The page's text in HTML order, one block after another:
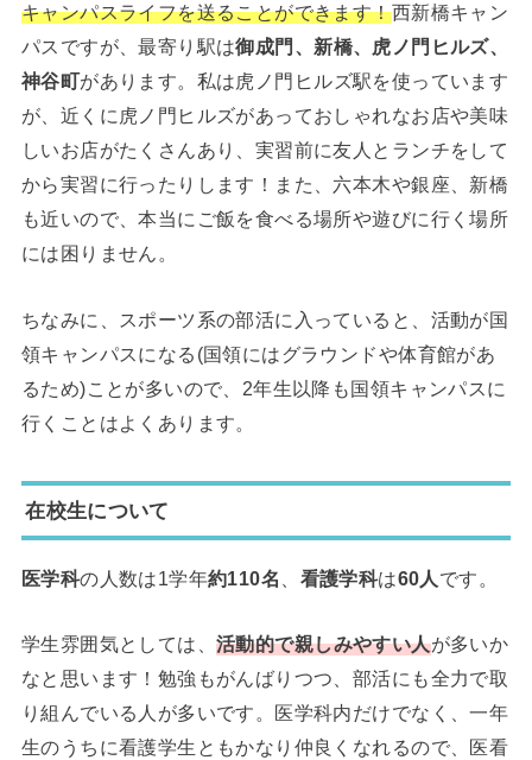
キャンパスライフを送ることができます！西新橋キャン
パスですが、最寄り駅は御成門、新橋、虎ノ門ヒルズ、
神谷町があります。私は虎ノ門ヒルズ駅を使っています
が、近くに虎ノ門ヒルズがあっておしゃれなお店や美味
しいお店がたくさんあり、実習前に友人とランチをして
から実習に行ったりします！また、六本木や銀座、新橋
も近いので、本当にご飯を食べる場所や遊びに行く場所
には困りません。
ちなみに、スポーツ系の部活に入っていると、活動が国
領キャンパスになる(国領にはグラウンドや体育館があ
るため)ことが多いので、2年生以降も国領キャンパスに
行くことはよくあります。
在校生について
医学科の人数は1学年約110名 看護学科は60人 です。
学生雰囲気としては、活動的で親しみやすい人が多いか
なと思います！勉強もがんばりつつ、部活にも全力で取
り組んでいる人が多いです。医学科内だけでなく、一年
生のうちに看護学生ともかなり仲良くなれるので、医看